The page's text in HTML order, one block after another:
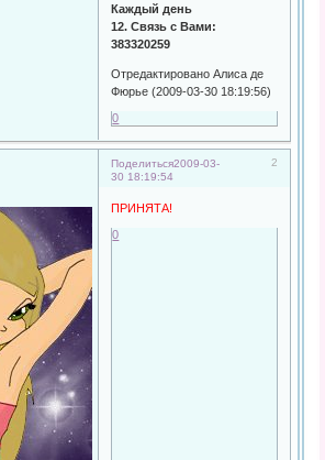
Каждый день
12. Связь с Вами:
383320259
Отредактировано Алиса де
Фюрье (2009-03-30 18:19:56)
0
Поделиться 2
2009-03-
30 18:19:54
ПРИНЯТА!
0